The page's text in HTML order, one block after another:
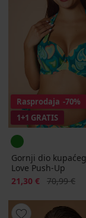
Rasprodaja -70%
1+1 GRATIS
Gornji dio
Love Push-Up
Popust
21,30 € Prvobitna
70,99 €